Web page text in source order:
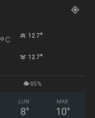
°C 12.7°
12.7°
85%
LUN
8°
MAR
10°